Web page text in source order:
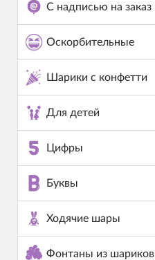
С надписью на заказ
Оскорбительные
Шарики с конфетти
Для детей
Цифры
Буквы
Ходячие шары
Фонтаны из шариков